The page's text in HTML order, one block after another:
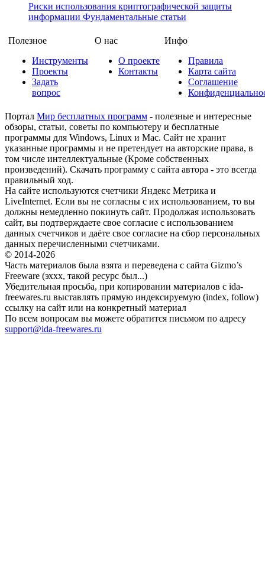
Риски использования криптографической защиты
информации Фундаментальные статьи
Полезное
Инструменты
Проекты
Задать
вопрос
О нас
О проекте
Контакты
Инфо
Правила
Карта сайта
Соглашение
Портал Мир бесплатных программ - полезные и интересные
обзоры, статьи, советы по компьютеру и бесплатные
программы для Windows, Linux и Mac. Сайт не хранит
указанные программы и не претендует на авторские права, в
том числе интеллектуальные (Кроме собственных
произведений). Скачать программу с сайта автора - это всегда
правильный ход.
На сайте используются счетчики Яндекс Метрика и
LiveInternet. Если вы не согласны с их использованием, то вы
должны немедленно покинуть сайт. Продолжая использовать
сайт, вы подтверждаете свое согласие с использованием
данных счетчиков и даёте свое согласие на сбор персональных
данных перечисленными счетчиками.
© 2014-2026
Часть материалов была взята и переведена с сайта Gizmo’s
Freeware (эххх, такой ресурс был...)
Убедительная просьба, при копировании материалов с ida-
freewares.ru выставлять прямую индексируемую (index, follow)
ссылку на сайт или на конкретный материал
По всем вопросам вы можете обратится письмом по адресу
support@ida-freewares.ru